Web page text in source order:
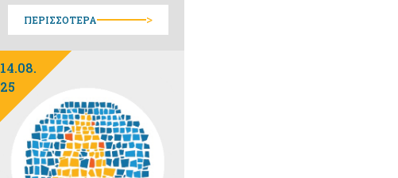
ΠΕΡΙΣΣΟΤΕΡΑ >
14.08.
25